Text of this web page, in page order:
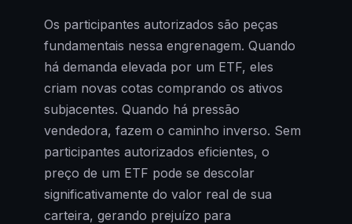
Os participantes autorizados são peças
fundamentais nessa engrenagem. Quando
há demanda elevada por um ETF, eles
criam novas cotas comprando os ativos
subjacentes. Quando há pressão
vendedora, fazem o caminho inverso. Sem
participantes autorizados eficientes, o
preço de um ETF pode se descolar
significativamente do valor real de sua
carteira, gerando prejuízo para